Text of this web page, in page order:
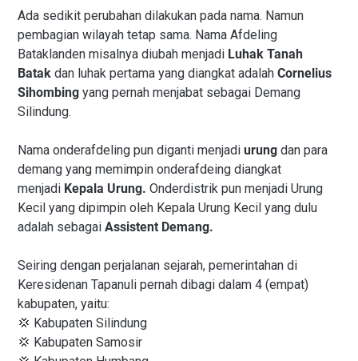
Ada sedikit perubahan dilakukan pada nama. Namun
pembagian wilayah tetap sama. Nama Afdeling
Bataklanden misalnya diubah menjadi Luhak Tanah
Batak dan luhak pertama yang diangkat adalah Cornelius
Sihombing yang pernah menjabat sebagai Demang
Silindung.
Nama onderafdeling pun diganti menjadi urung dan para
demang yang memimpin onderafdeing diangkat
menjadi Kepala Urung. Onderdistrik pun menjadi Urung
Kecil yang dipimpin oleh Kepala Urung Kecil yang dulu
adalah sebagai Assistent Demang.
Seiring dengan perjalanan sejarah, pemerintahan di
Keresidenan Tapanuli pernah dibagi dalam 4 (empat)
kabupaten, yaitu:
💢 Kabupaten Silindung
💢 Kabupaten Samosir